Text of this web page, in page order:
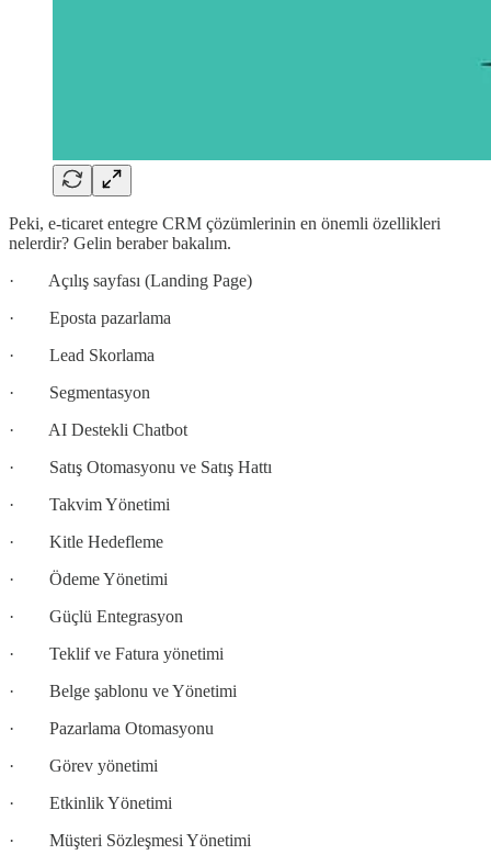
Peki, e-ticaret entegre CRM çözümlerinin en önemli özellikleri
nelerdir? Gelin beraber bakalım.
· Açılış sayfası (Landing Page)
· Eposta pazarlama
· Lead Skorlama
· Segmentasyon
· AI Destekli Chatbot
· Satış Otomasyonu ve Satış Hattı
· Takvim Yönetimi
· Kitle Hedefleme
· Ödeme Yönetimi
· Güçlü Entegrasyon
· Teklif ve Fatura yönetimi
· Belge şablonu ve Yönetimi
· Pazarlama Otomasyonu
· Görev yönetimi
· Etkinlik Yönetimi
· Müşteri Sözleşmesi Yönetimi